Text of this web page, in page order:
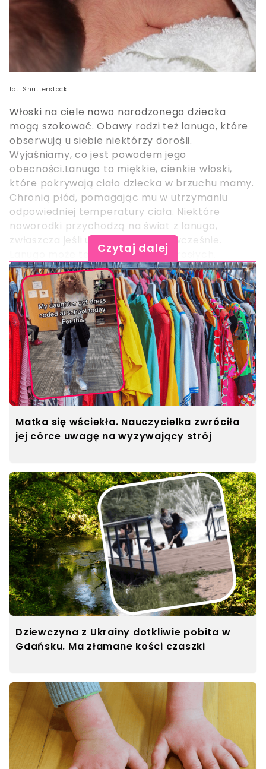
fot. Shutterstock
Włoski na ciele nowo narodzonego dziecka
mogą szokować. Obawy rodzi też lanugo, które
obserwują u siebie niektórzy dorośli.
Wyjaśniamy, co jest powodem jego
obecności.Lanugo to miękkie, cienkie włoski,
które pokrywają ciało dziecka w brzuchu mamy.
Chronią płód, pomagając mu w utrzymaniu
odpowiedniej temperatury ciała. Niektóre
noworodki przychodzą na świat z lanugo,
zwłaszcza jeśli urodziły się przedwcześnie.
Lanugo może też pojawić się u dorosłych.
Czytaj dalej
Matka się wściekła. Nauczycielka zwróciła
jej córce uwagę na wyzywający strój
Dziewczyna z Ukrainy dotkliwie pobita w
Gdańsku. Ma złamane kości czaszki